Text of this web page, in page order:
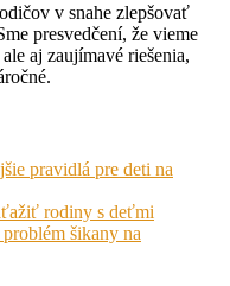
v snahe zlepšovať
presvedčení, že vieme
aj zaujímavé riešenia,
pravidlá pre deti na
rodiny s deťmi
šikany na